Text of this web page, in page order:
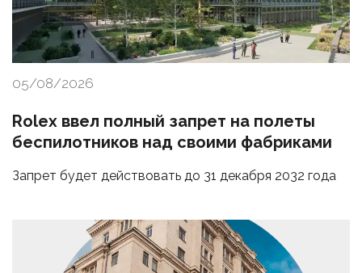
05/08/2026
Rolex ввел полный запрет на полеты
беспилотников над своими фабриками
Запрет будет действовать до 31 декабря 2032 года